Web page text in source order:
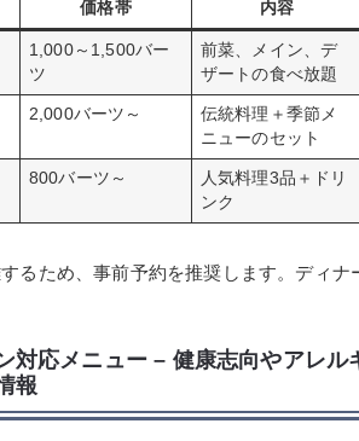
価格帯 内容
1,000～1,500バー
ツ
前菜、メイン、デ
ザートの食べ放題
2,000バーツ～
伝統料理＋季節メ
ニューのセット
800バーツ～
人気料理3品＋ドリ
ンク
るため、事前予約を推奨します。ディナ
対応メニュー – 健康志向やアレル
報